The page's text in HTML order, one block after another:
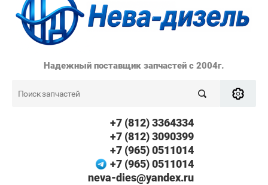
Надежный поставщик запчастей с 2004г.
+7 (812) 3364334
+7 (812) 3090399
+7 (965) 0511014
+7 (965) 0511014
neva-dies@yandex.ru